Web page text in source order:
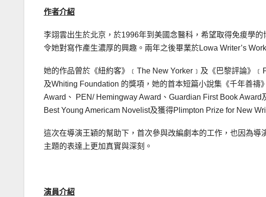
作者介紹
李翊雲出生於北京，於1996年到美國念醫科，希望取得免痠學
令她對寫作產生濃厚的興趣。兩年之後畢業於Lowa Writer’s
她的作品曾於《紐約客》﹝The New Yorker﹞及《巴黎評論》
及Whiting Foundation 的獎項，她的首本短篇小說集《千年善禱
Award、 PEN/ Hemingway Award、Guardian First Book
Best Young Americam Novelist及獲得Plimpton Prize for New
這次在導演王穎的幫助下，首次參與改編劇本的工作，也因為
主題的表達上更加真實與深刻。
演員介紹